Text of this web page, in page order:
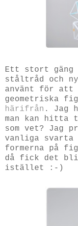
Ett stort
ståltråd och
använt för att
geometriska
härifrån . Jag
man kan hitta
som vet? Jag
vanliga svarta
formerna på
då fick det bli
istället :-)